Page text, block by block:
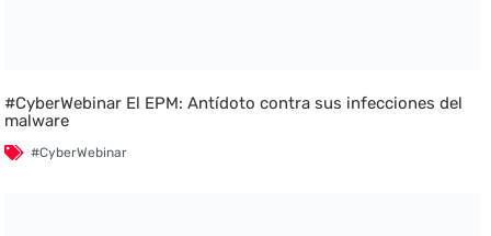
#CyberWebinar El EPM: Antídoto contra sus infecciones del
malware
#CyberWebinar